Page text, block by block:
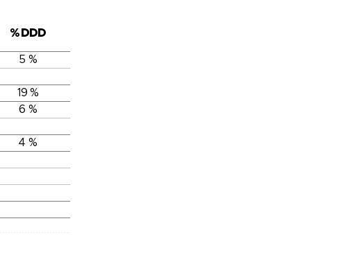
% DDD
5 %
19 %
6 %
4 %